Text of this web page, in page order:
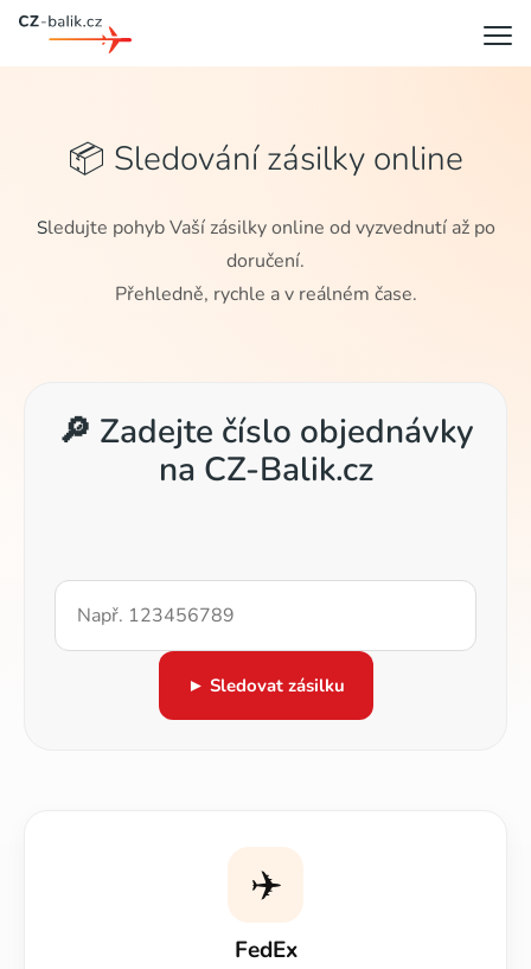
📦 Sledování zásilky online
Sledujte pohyb Vaší zásilky online od vyzvednutí až po
doručení.
Přehledně, rychle a v reálném čase.
🔎 Zadejte číslo objednávky
na CZ-Balik.cz
► Sledovat zásilku
✈️
FedEx